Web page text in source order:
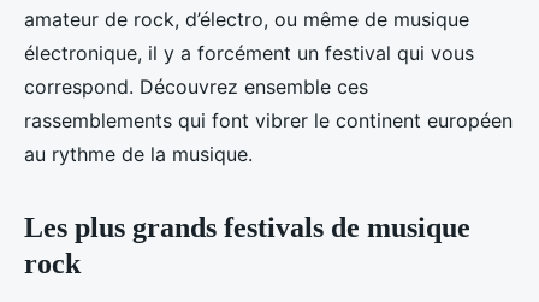
Camille•27 novembre 2023•5 min de lecture
amateur de rock, d’électro, ou même de musique
électronique, il y a forcément un festival qui vous
correspond. Découvrez ensemble ces
rassemblements qui font vibrer le continent européen
au rythme de la musique.
Les plus grands festivals de musique
rock